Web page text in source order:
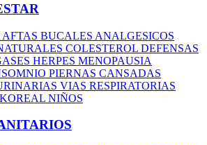
AFTAS BUCALES ANALGESICOS
COLESTEROL DEFENSAS
HERPES MENOPAUSIA
PIERNAS CANSADAS
VIAS RESPIRATORIAS
NIÑOS